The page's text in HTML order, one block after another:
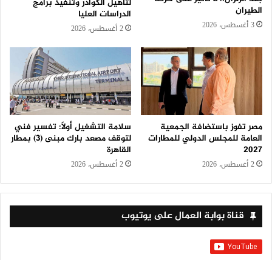
الطيران
3 أغسطس، 2026
الدراسات العليا
2 أغسطس، 2026
مصر تفوز باستضافة الجمعية
العامة للمجلس الدولي للمطارات
2027
2 أغسطس، 2026
سلامة التشغيل أولًا: تفسير فني
لتوقف مصعد بارك مبنى (3) بمطار
القاهرة
2 أغسطس، 2026
قناة بوابة العمال على يوتيوب